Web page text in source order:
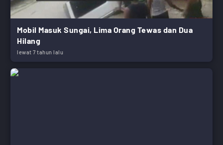
Mobil Masuk Sungai, Lima Orang Tewas dan Dua
Hilang
lewat 7 tahun lalu